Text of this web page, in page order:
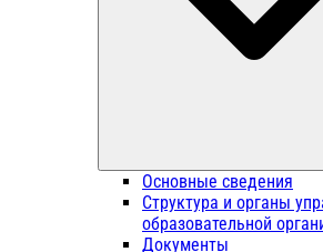
Основные сведения
Структура и органы
образовательной
Документы